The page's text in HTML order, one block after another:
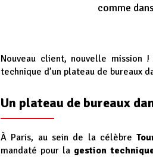
comme
Nouveau client, nouvelle mission !
technique d’un plateau de bureaux
Un plateau de bureaux
À Paris, au sein de la célèbre
mandaté pour la gestion